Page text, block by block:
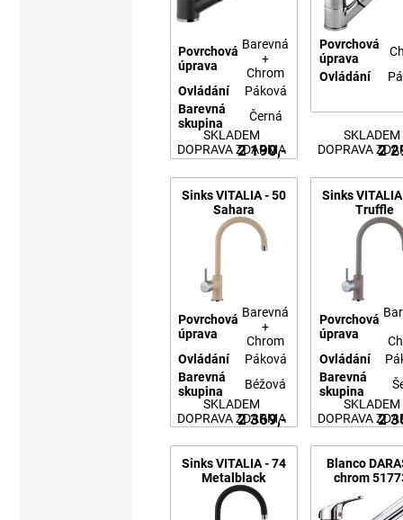
Povrchová
úprava
Barevná
+
Chrom
Ovládání
Páková
Barevná
skupina
Černá
2 190,-
SKLADEM
DOPRAVA ZDARMA
Povrchová
úprava
Ovládání
2
SKLADEM
DOPRAVA
Sinks VITALIA - 50
Sahara
Povrchová
úprava
Barevná
+
Chrom
Ovládání
Páková
Barevná
skupina
Béžová
2 369,-
SKLADEM
DOPRAVA ZDARMA
Sinks
Truffle
Povrchová
úprava
Ovládání
Barevná
skupina
2
SKLADEM
DOPRAVA
Sinks VITALIA - 74
Metalblack
Blanco
chrom